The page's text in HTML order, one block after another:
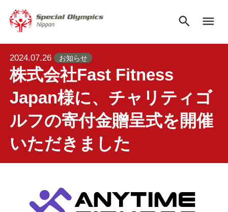
search menu
2024.07.26 お知らせ
株式会社Fast Fitness
Japan様に、チャリティゴ
ルフの寄付金贈呈式を開催
いただきました